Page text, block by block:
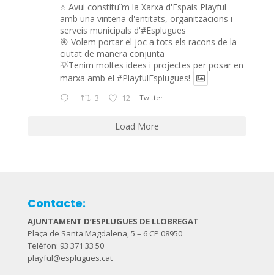
⭐️ Avui constituïm la Xarxa d'Espais Playful
amb una vintena d'entitats, organitzacions i
serveis municipals d'#Esplugues
🎯 Volem portar el joc a tots els racons de la
ciutat de manera conjunta
💡Tenim moltes idees i projectes per posar en
marxa amb el #PlayfulEsplugues!
3 12 Twitter
Load More
Contacte:
AJUNTAMENT D’ESPLUGUES DE LLOBREGAT
Plaça de Santa Magdalena, 5 – 6 CP 08950
Telèfon: 93 371 33 50
playful@esplugues.cat